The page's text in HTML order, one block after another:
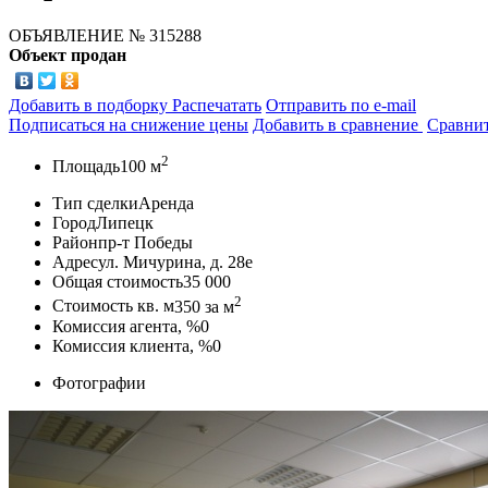
ОБЪЯВЛЕНИЕ № 315288
Объект продан
Добавить в подборку Распечатать Отправить по e-mail
Подписаться на снижение цены Добавить в сравнение
Площадь100 м2
Тип сделкиАренда
ГородЛипецк
Районпр-т Победы
Адресул. Мичурина, д. 28е
Общая стоимость35 000
Стоимость кв. м350 за м2
Комиссия агента, %0
Комиссия клиента, %0
Фотографии